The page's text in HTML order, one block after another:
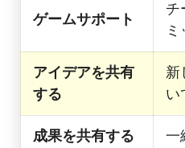
ゲームサポート
チ
アイデアを共有
する
新
い
成果を共有する 一